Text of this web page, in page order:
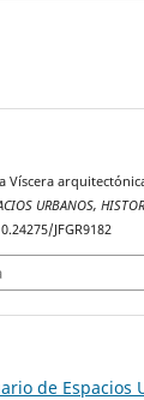
Víscera
URBANOS,
JFGR9182
de Espacios